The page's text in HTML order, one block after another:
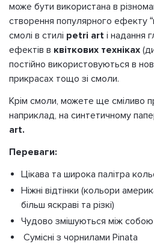
може бути використана в
створення популярного ефекту
смолі в стилі petri art і надання
ефектів в квіткових техніках
постійно використовуються в
прикрасах тощо зі смоли.
Крім смоли, можете ще сміливо
наприклад, на синтетичному
art.
Переваги:
Цікава та широка палітра
Ніжні відтінки (кольори
більш яскраві та різкі)
Чудово змішуються між собою
Сумісні з чорнилами Pinata